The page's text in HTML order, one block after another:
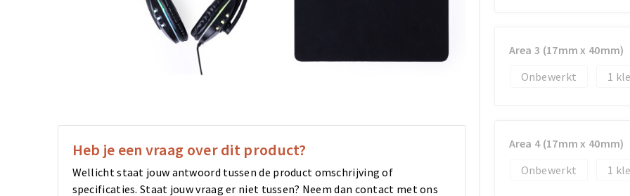
Heb je een vraag over dit product?
Wellicht staat jouw antwoord tussen de product omschrijving of
specificaties. Staat jouw vraag er niet tussen? Neem dan contact met ons
Area 3 (17mm x 40mm)
Onbewerkt
1
Area 4 (17mm x 40mm)
Onbewerkt
1